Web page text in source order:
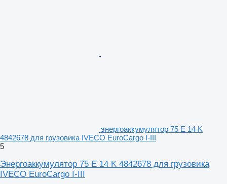
энергоаккумулятор 75 E 14 K
4842678 для грузовика IVECO EuroCargo I-III
5
Энергоаккумулятор 75 E 14 K 4842678 для грузовика
IVECO EuroCargo I-III